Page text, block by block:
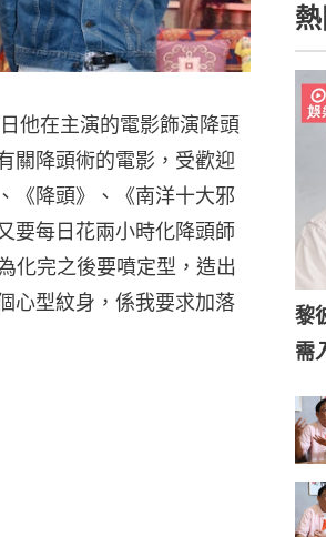
他在主演的電影飾演降頭
關降頭術的電影，受歡迎
《降頭》、《南洋十大邪
要每日花兩小時化降頭師
化完之後要噴定型，造出
心型紋身，係我要求加落
黎
需